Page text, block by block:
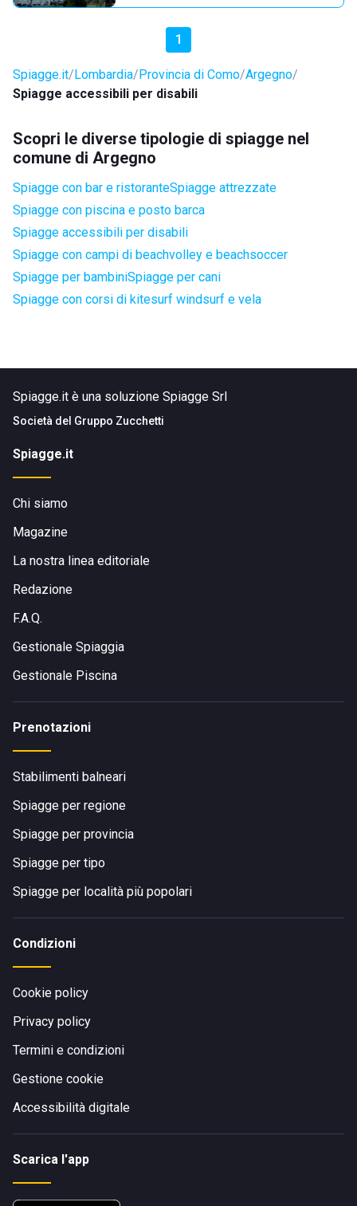
1
Spiagge.it Lombardia Provincia di Como Argegno
Spiagge accessibili per disabili
Scopri le diverse tipologie di spiagge nel
comune di Argegno
Spiagge con bar e ristoranteSpiagge attrezzate
Spiagge con piscina e posto barca
Spiagge accessibili per disabili
Spiagge con campi di beachvolley e beachsoccer
Spiagge per bambiniSpiagge per cani
Spiagge con corsi di kitesurf windsurf e vela
Spiagge.it è una soluzione Spiagge Srl
Società del Gruppo Zucchetti
Spiagge.it
Chi siamo
Magazine
La nostra linea editoriale
Redazione
F.A.Q.
Gestionale Spiaggia
Gestionale Piscina
Prenotazioni
Stabilimenti balneari
Spiagge per regione
Spiagge per provincia
Spiagge per tipo
Spiagge per località più popolari
Condizioni
Cookie policy
Privacy policy
Termini e condizioni
Gestione cookie
Accessibilità digitale
Scarica l'app